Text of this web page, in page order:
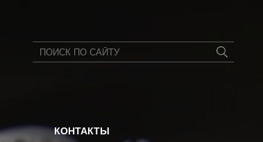
КОНТАКТЫ